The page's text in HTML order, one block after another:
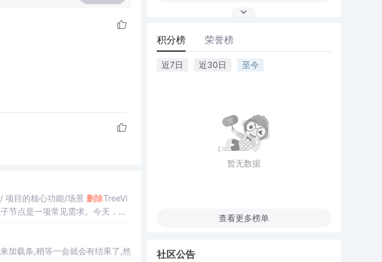
目的核心功能/场景 删除TreeVi
节点是一项常见需求。今天，我
积分榜 荣誉榜
近7日 近30日 至今
暂无数据
查看更多榜单
社区公告